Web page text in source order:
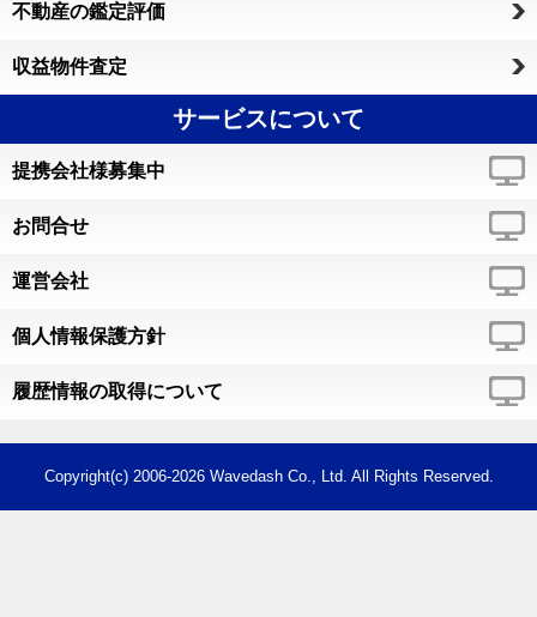
不動産の鑑定評価
収益物件査定
サービスについて
提携会社様募集中
お問合せ
運営会社
個人情報保護方針
履歴情報の取得について
Copyright(c) 2006-2026 Wavedash Co., Ltd. All Rights Reserved.